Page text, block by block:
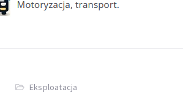
Eksploatacja